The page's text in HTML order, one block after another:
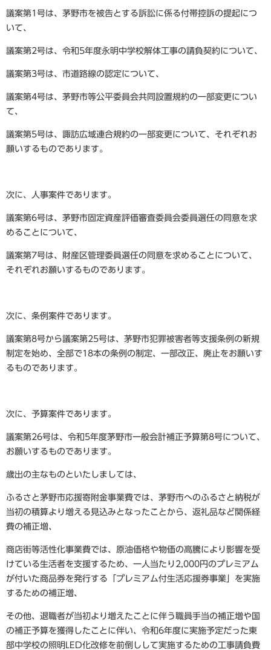
議案第1号は、茅野市を被告とする訴訟に係る付帯控訴の提起につ
いて、
議案第2号は、令和5年度永明中学校解体工事の請負契約について、
議案第3号は、市道路線の認定について、
議案第4号は、茅野市等公平委員会共同設置規約の一部変更につい
て、
議案第5号は、諏訪広域連合規約の一部変更について、それぞれお
願いするものであります。
次に、人事案件であります。
議案第6号は、茅野市固定資産評価審査委員会委員選任の同意を求
めることについて、
議案第7号は、財産区管理委員選任の同意を求めることについて、
それぞれお願いするものであります。
次に、条例案件であります。
議案第8号から議案第25号は、茅野市犯罪被害者等支援条例の新規
制定を始め、全部で18本の条例の制定、一部改正、廃止をお願いす
るものであります。
次に、予算案件であります。
議案第26号は、令和5年度茅野市一般会計補正予算第8号について、
お願いするものであります。
歳出の主なものといたしましては、
ふるさと茅野市応援寄附金事業費では、茅野市へのふるさと納税が
当初の積算より増える見込みとなったことから、返礼品など関係経
費の補正増、
商店街等活性化事業費では、原油価格や物価の高騰により影響を受
けている生活者を支援するため、一人当たり2,000円のプレミアム
が付いた商品券を発行する「プレミアム付生活応援券事業」を実施
するための補正増、
その他、退職者が当初より増えたことに伴う職員手当の補正増や国
の補正予算を獲得したことに伴い、令和6年度に実施予定だった東
部中学校の照明LED化改修を前倒しして実施するための工事請負費